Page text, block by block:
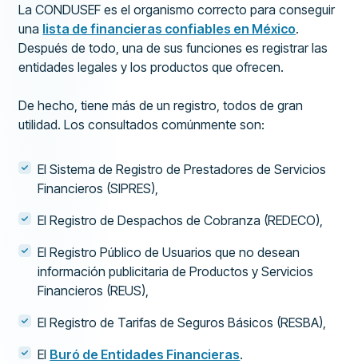
La CONDUSEF es el organismo correcto para conseguir
una lista de financieras confiables en México.
Después de todo, una de sus funciones es registrar las
entidades legales y los productos que ofrecen.
De hecho, tiene más de un registro, todos de gran
utilidad. Los consultados comúnmente son:
El Sistema de Registro de Prestadores de Servicios
Financieros (SIPRES),
El Registro de Despachos de Cobranza (REDECO),
El Registro Público de Usuarios que no desean
información publicitaria de Productos y Servicios
Financieros (REUS),
El Registro de Tarifas de Seguros Básicos (RESBA),
El Buró de Entidades Financieras.